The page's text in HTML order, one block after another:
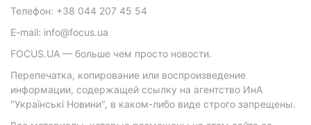
Телефон: +38 044 207 45 54
E-mail: info@focus.ua
FOCUS.UA — больше чем просто новости.
Перепечатка, копирование или воспроизведение
информации, содержащей ссылку на агентство ИнА
"Українські Новини", в каком-либо виде строго запрещены.